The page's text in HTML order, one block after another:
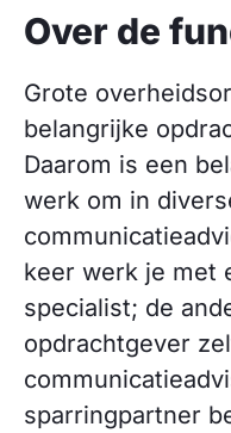
Over de
Grote
belangrijke
Daarom is een
werk om in
keer werk je met
specialist; de
opdrachtgever
sparringpartner